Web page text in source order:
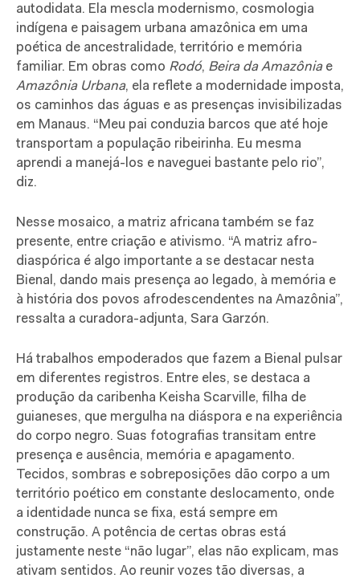
autodidata. Ela mescla modernismo, cosmologia
indígena e paisagem urbana amazônica em uma
poética de ancestralidade, território e memória
familiar. Em obras como Rodó, Beira da Amazôniae
Amazônia Urbana, ela reflete a modernidade imposta,
os caminhos das águas e as presenças invisibilizadas
em Manaus. “Meu pai conduzia barcos que até hoje
transportam a população ribeirinha. Eu mesma
aprendi a manejá-los e naveguei bastante pelo rio”,
diz.
Nesse mosaico, a matriz africana também se faz
presente, entre criação e ativismo. “A matriz afro-
diaspórica é algo importante a se destacar nesta
Bienal, dando mais presença ao legado, à memória e
à história dos povos afrodescendentes na Amazônia”,
ressalta a curadora-adjunta, Sara Garzón.
Há trabalhos empoderados que fazem a Bienal pulsar
em diferentes registros. Entre eles, se destaca a
produção da caribenha Keisha Scarville, filha de
guianeses, que mergulha na diáspora e na experiência
do corpo negro. Suas fotografias transitam entre
presença e ausência, memória e apagamento.
Tecidos, sombras e sobreposições dão corpo a um
território poético em constante deslocamento, onde
a identidade nunca se fixa, está sempre em
construção. A potência de certas obras está
justamente neste “não lugar”, elas não explicam, mas
ativam sentidos. Ao reunir vozes tão diversas, a